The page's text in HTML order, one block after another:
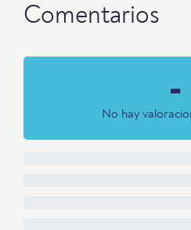
Comentarios
-
No hay